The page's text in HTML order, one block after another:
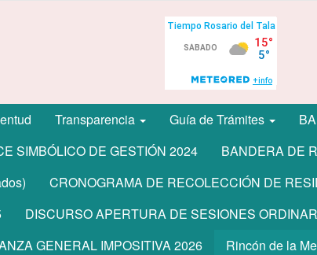
Transparencia Guía de Trámites
SIMBÓLICO DE GESTIÓN 2024
BANDERA DE
CRONOGRAMA DE RECOLECCIÓN DE
DISCURSO APERTURA DE SESIONES
GENERAL IMPOSITIVA 2026 Rincón de la